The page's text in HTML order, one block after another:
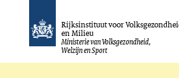
Rijksinstituut voor
en Milieu
Ministerie van Volksgezondheid,
Welzijn en Sport